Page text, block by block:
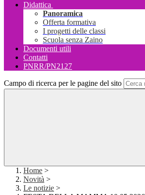
Didattica
Panoramica
Offerta formativa
I progetti delle classi
Scuola senza Zaino
Documenti utili
Contatti
PNRR/PN2127
Campo di ricerca per le pagine del sito
Home >
Novità >
Le notizie >